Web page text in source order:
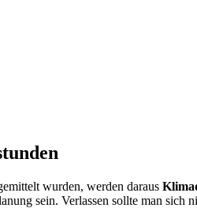
wurden, werden daraus
sein. Verlassen sollte man sich